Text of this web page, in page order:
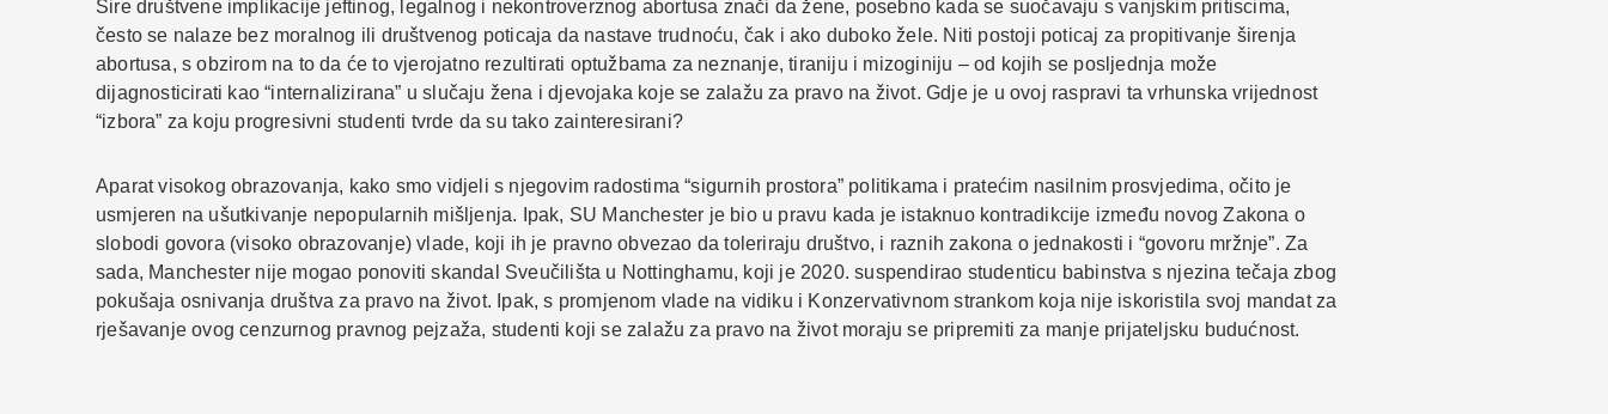
Šire društvene implikacije jeftinog, legalnog i nekontroverznog abortusa znači da žene, posebno kada se suočavaju s vanjskim pritiscima,
često se nalaze bez moralnog ili društvenog poticaja da nastave trudnoću, čak i ako duboko žele. Niti postoji poticaj za propitivanje širenja
abortusa, s obzirom na to da će to vjerojatno rezultirati optužbama za neznanje, tiraniju i mizoginiju – od kojih se posljednja može
dijagnosticirati kao “internalizirana” u slučaju žena i djevojaka koje se zalažu za pravo na život. Gdje je u ovoj raspravi ta vrhunska vrijednost
“izbora” za koju progresivni studenti tvrde da su tako zainteresirani?
Aparat visokog obrazovanja, kako smo vidjeli s njegovim radostima “sigurnih prostora” politikama i pratećim nasilnim prosvjedima, očito je
usmjeren na ušutkivanje nepopularnih mišljenja. Ipak, SU Manchester je bio u pravu kada je istaknuo kontradikcije između novog Zakona o
slobodi govora (visoko obrazovanje) vlade, koji ih je pravno obvezao da toleriraju društvo, i raznih zakona o jednakosti i “govoru mržnje”. Za
sada, Manchester nije mogao ponoviti skandal Sveučilišta u Nottinghamu, koji je 2020. suspendirao studenticu babinstva s njezina tečaja zbog
pokušaja osnivanja društva za pravo na život. Ipak, s promjenom vlade na vidiku i Konzervativnom strankom koja nije iskoristila svoj mandat za
rješavanje ovog cenzurnog pravnog pejzaža, studenti koji se zalažu za pravo na život moraju se pripremiti za manje prijateljsku budućnost.